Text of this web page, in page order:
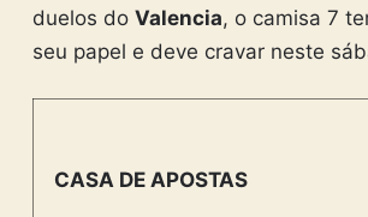
duelos do Valencia, o camisa 7
seu papel e deve cravar neste
CASA DE APOSTAS